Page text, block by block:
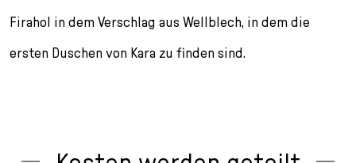
Firahol in dem Verschlag aus Wellblech, in dem die
ersten Duschen von Kara zu finden sind.